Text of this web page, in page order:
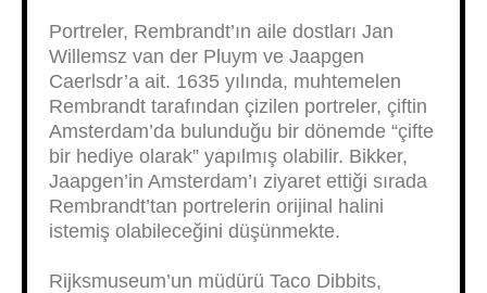
Portreler, Rembrandt’ın aile dostları Jan
Willemsz van der Pluym ve Jaapgen
Caerlsdr’a ait. 1635 yılında, muhtemelen
Rembrandt tarafından çizilen portreler, çiftin
Amsterdam’da bulunduğu bir dönemde “çifte
bir hediye olarak” yapılmış olabilir. Bikker,
Jaapgen’in Amsterdam’ı ziyaret ettiği sırada
Rembrandt’tan portrelerin orijinal halini
istemiş olabileceğini düşünmekte.
Rijksmuseum’un müdürü Taco Dibbits,